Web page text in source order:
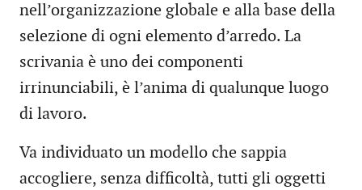
nell’organizzazione globale e alla base della
selezione di ogni elemento d’arredo. La
scrivania è uno dei componenti
irrinunciabili, è l’anima di qualunque luogo
di lavoro.
Va individuato un modello che sappia
accogliere, senza difficoltà, tutti gli oggetti